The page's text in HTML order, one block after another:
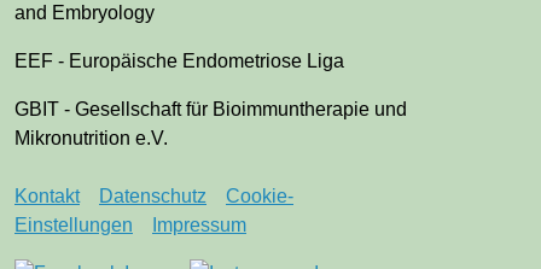
and Embryology
EEF - Europäische Endometriose Liga
GBIT - Gesellschaft für Bioimmuntherapie und
Mikronutrition e.V.
Kontakt Datenschutz
Cookie-
Einstellungen
Impressum